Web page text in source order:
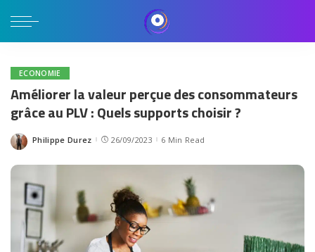
ECONOMIE
Améliorer la valeur perçue des consommateurs
grâce au PLV : Quels supports choisir ?
Posted
Philippe Durez 26/09/2023 6 Min Read